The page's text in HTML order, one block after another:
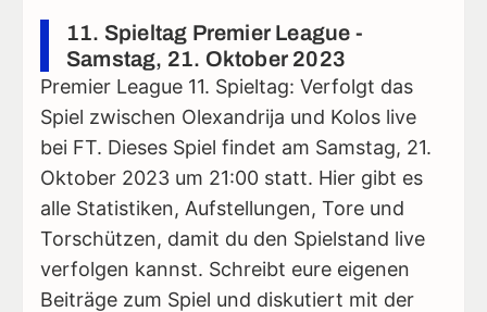
11. Spieltag Premier League -
Samstag, 21. Oktober 2023
Premier League 11. Spieltag: Verfolgt das
Spiel zwischen Olexandrija und Kolos live
bei FT. Dieses Spiel findet am Samstag, 21.
Oktober 2023 um 21:00 statt. Hier gibt es
alle Statistiken, Aufstellungen, Tore und
Torschützen, damit du den Spielstand live
verfolgen kannst. Schreibt eure eigenen
Beiträge zum Spiel und diskutiert mit der